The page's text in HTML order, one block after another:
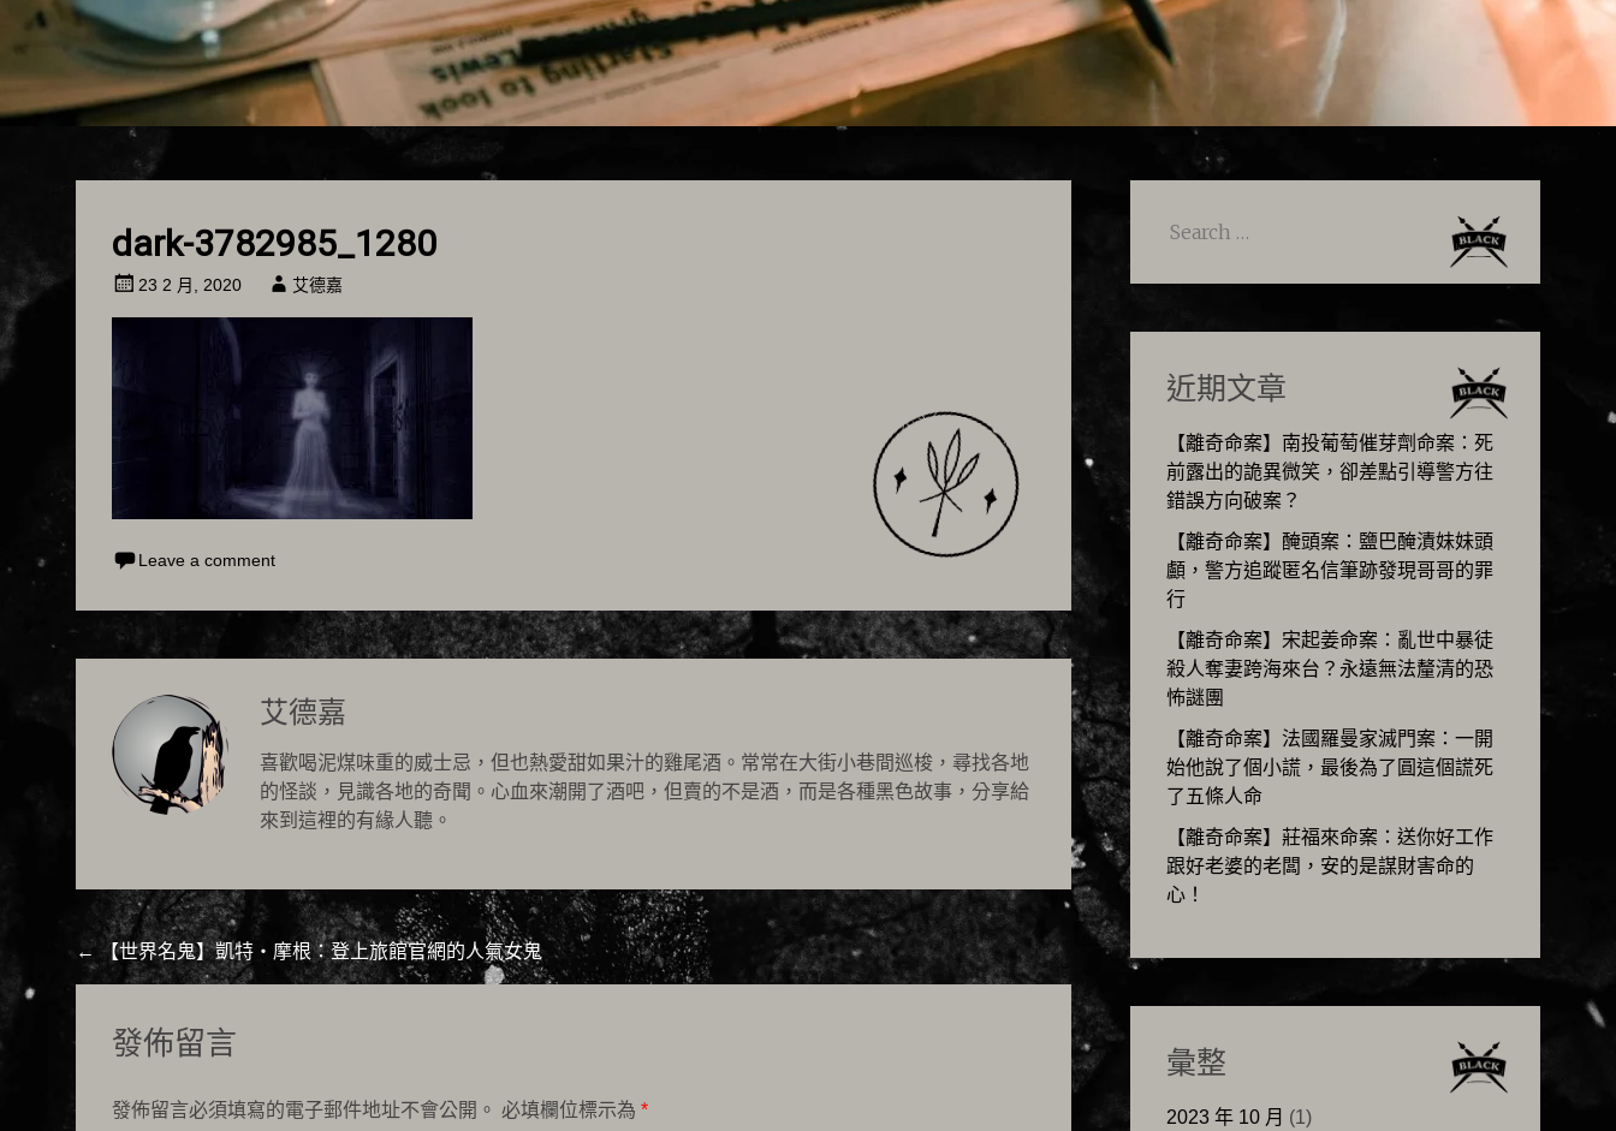
dark-3782985_1280
23 2 月, 2020 艾德嘉
Leave a comment
艾德嘉
喜歡喝泥煤味重的威士忌，但也熱愛甜如果汁的雞尾酒。常常在大街小巷間巡梭，尋找各地
的怪談，見識各地的奇聞。心血來潮開了酒吧，但賣的不是酒，而是各種黑色故事，分享給
來到這裡的有緣人聽。
Post
navigation
←【世界名鬼】凱特・摩根：登上旅館官網的人氣女鬼
發佈留言
發佈留言必須填寫的電子郵件地址不會公開。 必填欄位標示為 *
Search
近期文章
【離奇命案】南投葡萄催芽劑命案：死
前露出的詭異微笑，卻差點引導警方往
錯誤方向破案？
【離奇命案】醃頭案：鹽巴醃漬妹妹頭
顱，警方追蹤匿名信筆跡發現哥哥的罪
行
【離奇命案】宋起姜命案：亂世中暴徒
殺人奪妻跨海來台？永遠無法釐清的恐
怖謎團
【離奇命案】法國羅曼家滅門案：一開
始他說了個小謊，最後為了圓這個謊死
了五條人命
【離奇命案】莊福來命案：送你好工作
跟好老婆的老闆，安的是謀財害命的
心！
彙整
2023 年 10 月 (1)